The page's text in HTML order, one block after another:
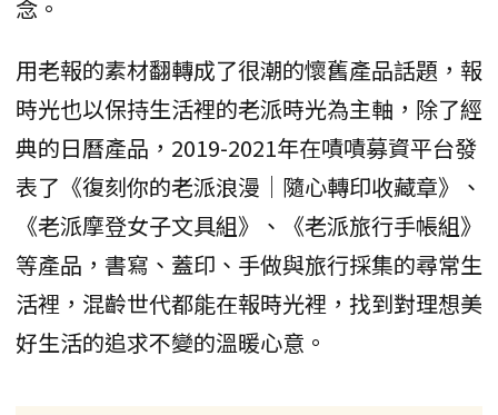
念。
用老報的素材翻轉成了很潮的懷舊產品話題，報
時光也以保持生活裡的老派時光為主軸，除了經
典的日曆產品，2019-2021年在嘖嘖募資平台發
表了《復刻你的老派浪漫│隨心轉印收藏章》、
《老派摩登女子文具組》、《老派旅行手帳組》
等產品，書寫、蓋印、手做與旅行採集的尋常生
活裡，混齡世代都能在報時光裡，找到對理想美
好生活的追求不變的溫暖心意。